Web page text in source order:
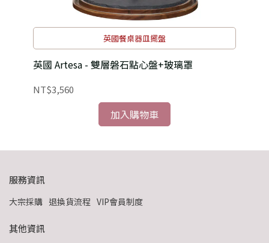
英國餐桌器皿擺盤
英國 Artesa - 雙層磐石點心盤+玻璃罩
NT$3,560
加入購物車
服務資訊
大宗採購 退換貨流程 VIP會員制度
其他資訊